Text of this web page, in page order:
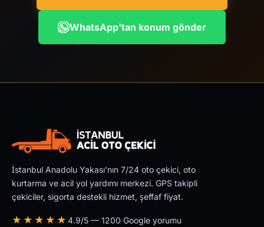
WhatsApp'tan konum gönder
İstanbul Anadolu Yakası'nın 7/24 oto çekici, oto
kurtarma ve acil yol yardımı merkezi. GPS takipli
çekiciler, sigorta destekli hizmet, şeffaf fiyat.
★★★★★ 4.9/5 — 1200 Google yorumu